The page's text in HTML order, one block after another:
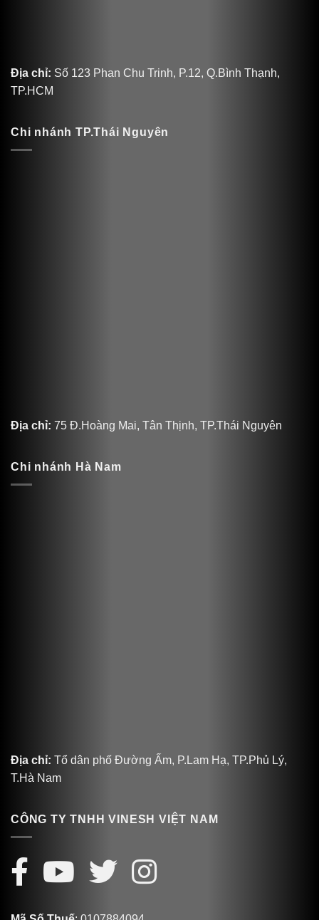
Địa chỉ: Số 123 Phan Chu Trinh, P.12, Q.Bình Thạnh,
TP.HCM
Chi nhánh TP.Thái Nguyên
Địa chỉ: 75 Đ.Hoàng Mai, Tân Thịnh, TP.Thái Nguyên
Chi nhánh Hà Nam
Địa chỉ: Tổ dân phố Đường Ấm, P.Lam Hạ, TP.Phủ Lý,
T.Hà Nam
CÔNG TY TNHH VINESH VIỆT NAM